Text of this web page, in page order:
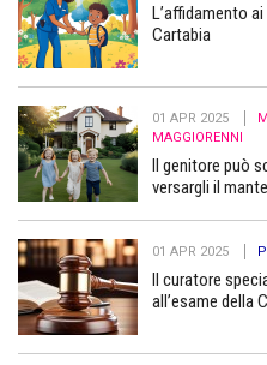
L’affidamento
Cartabia
01 APR 2025
MAGGIORENNI
Il genitore può
versargli il
01 APR 2025
Il curatore
all’esame della